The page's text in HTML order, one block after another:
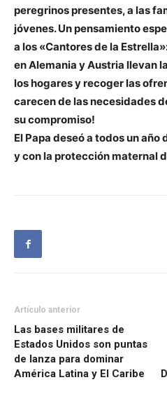
peregrinos presentes, a las
jóvenes. Un pensamiento
a los «Cantores de la
en Alemania y Austria llevan
los hogares y recoger las
carecen de las necesidades
su compromiso!
El Papa deseó a todos un año
y con la protección maternal
Artículo anterior
Las bases militares de
Estados Unidos son puntas
de lanza para dominar
América Latina y El Caribe